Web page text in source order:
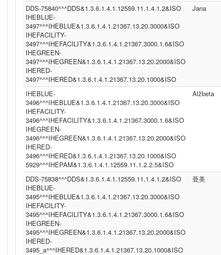
DDS-75840^^^DDS&1.3.6.1.4.1.12559.11.1.4.1.2&ISO
IHEBLUE-
3497^^^IHEBLUE&1.3.6.1.4.1.21367.13.20.3000&ISO
IHEFACILITY-
3497^^^IHEFACILITY&1.3.6.1.4.1.21367.3000.1.6&ISO
IHEGREEN-
3497^^^IHEGREEN&1.3.6.1.4.1.21367.13.20.2000&ISO
IHERED-
3497^^^IHERED&1.3.6.1.4.1.21367.13.20.1000&ISO
Jana
IHEBLUE-
3496^^^IHEBLUE&1.3.6.1.4.1.21367.13.20.3000&ISO
IHEFACILITY-
3496^^^IHEFACILITY&1.3.6.1.4.1.21367.3000.1.6&ISO
IHEGREEN-
3496^^^IHEGREEN&1.3.6.1.4.1.21367.13.20.2000&ISO
IHERED-
3496^^^IHERED&1.3.6.1.4.1.21367.13.20.1000&ISO
5929^^^IHEPAM&1.3.6.1.4.1.12559.11.1.2.2.5&ISO
Alžbeta
DDS-75838^^^DDS&1.3.6.1.4.1.12559.11.1.4.1.2&ISO
IHEBLUE-
3495^^^IHEBLUE&1.3.6.1.4.1.21367.13.20.3000&ISO
IHEFACILITY-
3495^^^IHEFACILITY&1.3.6.1.4.1.21367.3000.1.6&ISO
IHEGREEN-
3495^^^IHEGREEN&1.3.6.1.4.1.21367.13.20.2000&ISO
IHERED-
3495_a^^^IHERED&1.3.6.1.4.1.21367.13.20.1000&ISO
亜美